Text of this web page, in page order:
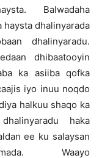
Balwadaha
haysta dhalinyarada
dhalinyaradu.
dhibaatooyin
ka asiiba qofka
iyo inuu noqdo
halkuu shaqo ka
haka
ee ku salaysan
Waayo